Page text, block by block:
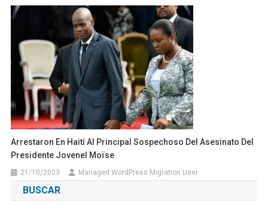
Arrestaron En Haití Al Principal Sospechoso Del Asesinato Del
Presidente Jovenel Moïse
21/10/2023 Managed WordPress Migration User
BUSCAR